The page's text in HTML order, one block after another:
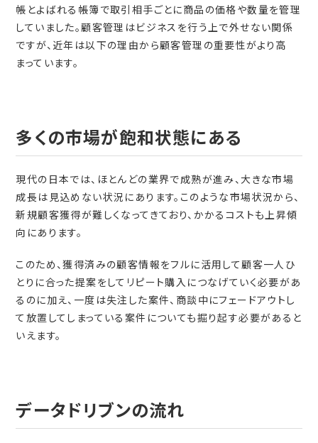
帳とよばれる帳簿で取引相手ごとに商品の価格や数量を管理
していました。顧客管理はビジネスを行う上で外せない関係
ですが、近年は以下の理由から顧客管理の重要性がより高
まっています。
多くの市場が飽和状態にある
現代の日本では、ほとんどの業界で成熟が進み、大きな市場
成長は見込めない状況にあります。このような市場状況から、
新規顧客獲得が難しくなってきており、かかるコストも上昇傾
向にあります。
このため、獲得済みの顧客情報をフルに活用して顧客一人ひ
とりに合った提案をしてリピート購入につなげていく必要があ
るのに加え、一度は失注した案件、商談中にフェードアウトし
て放置してしまっている案件についても掘り起す必要があると
いえます。
データドリブンの流れ